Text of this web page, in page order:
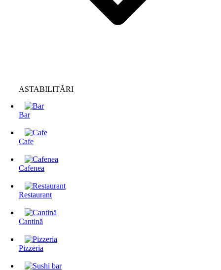
ASTABILITĂRI
Bar
Cafe
Cafenea
Restaurant
Cantină
Pizzeria